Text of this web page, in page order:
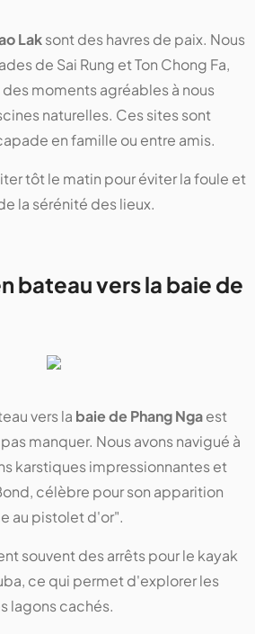
Laksont des havres de paix. Nous
de Sai Rung et Ton Chong Fa,
des moments agréables à nous
naturelles. Ces sites sont
en famille ou entre amis.
tôt le matin pour éviter la foule et
la sérénité des lieux.
bateau vers la baie de
vers la baie de Phang Ngaest
manquer. Nous avons navigué à
karstiques impressionnantes et
célèbre pour son apparition
au pistolet d'or".
souvent des arrêts pour le kayak
ce qui permet d'explorer les
lagons cachés.